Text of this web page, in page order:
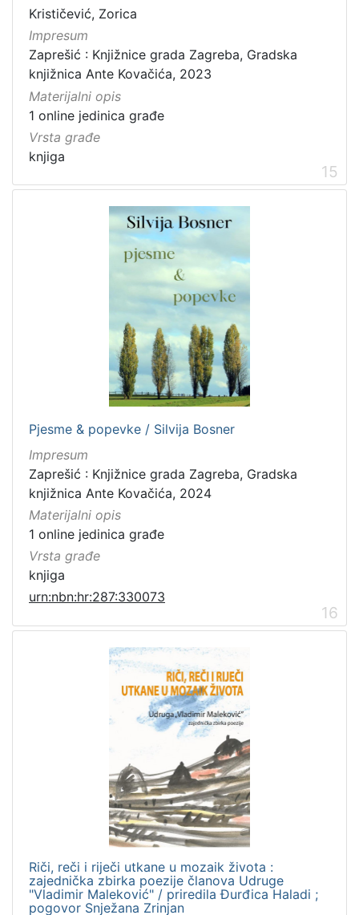
Krističević, Zorica
Impresum
Zaprešić : Knjižnice grada Zagreba, Gradska
knjižnica Ante Kovačića, 2023
Materijalni opis
1 online jedinica građe
Vrsta građe
knjiga
15
Pjesme & popevke / Silvija Bosner
Impresum
Zaprešić : Knjižnice grada Zagreba, Gradska
knjižnica Ante Kovačića, 2024
Materijalni opis
1 online jedinica građe
Vrsta građe
knjiga
urn:nbn:hr:287:330073
16
Riči, reči i riječi utkane u mozaik života :
zajednička zbirka poezije članova Udruge
"Vladimir Maleković" / priredila Đurđica Haladi ;
pogovor Snježana Zrinjan